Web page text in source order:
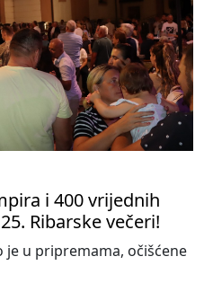
i 400 vrijednih
Ribarske večeri!
je u pripremama, očišćene